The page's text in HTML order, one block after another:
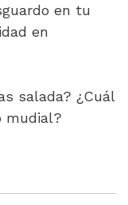
en tu
en
salada? ¿Cuál
mudial?